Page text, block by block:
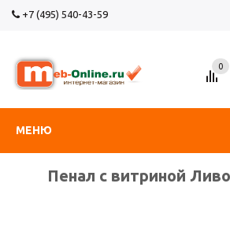
+7 (495) 540-43-59
МЕНЮ
0
Пенал с витриной